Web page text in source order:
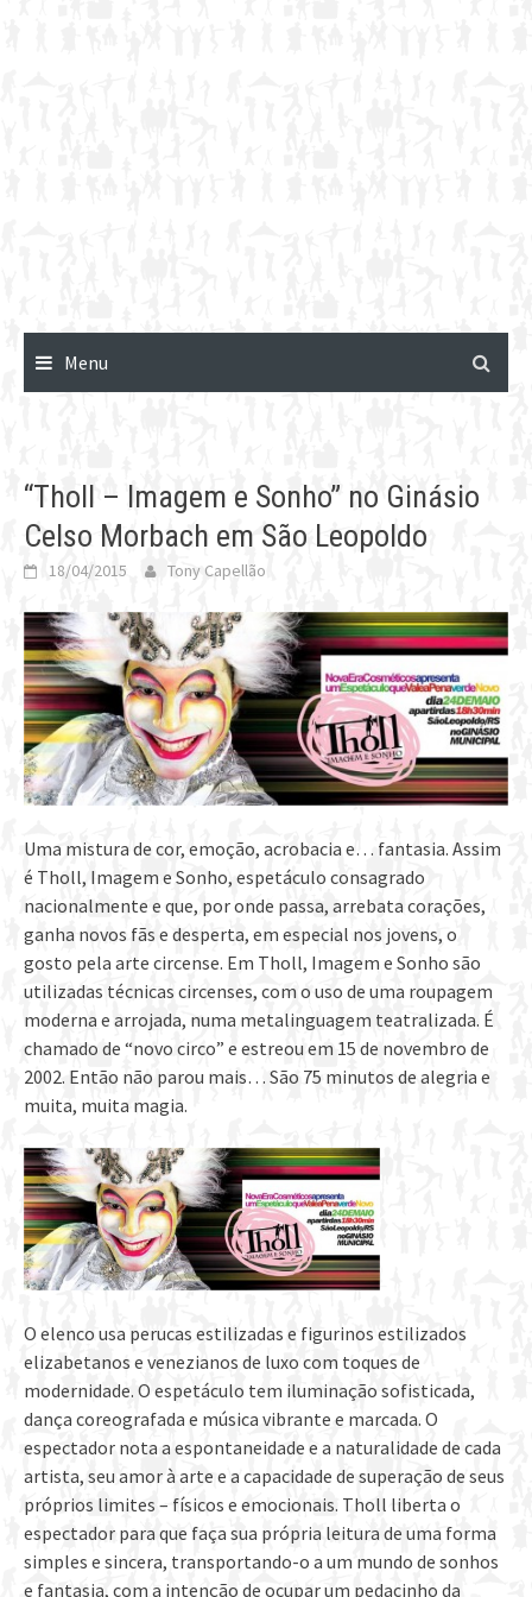
Menu
“Tholl – Imagem e Sonho” no Ginásio
Celso Morbach em São Leopoldo
18/04/2015 Tony Capellão
Uma mistura de cor, emoção, acrobacia e… fantasia. Assim
é Tholl, Imagem e Sonho, espetáculo consagrado
nacionalmente e que, por onde passa, arrebata corações,
ganha novos fãs e desperta, em especial nos jovens, o
gosto pela arte circense. Em Tholl, Imagem e Sonho são
utilizadas técnicas circenses, com o uso de uma roupagem
moderna e arrojada, numa metalinguagem teatralizada. É
chamado de “novo circo” e estreou em 15 de novembro de
2002. Então não parou mais… São 75 minutos de alegria e
muita, muita magia.
O elenco usa perucas estilizadas e figurinos estilizados
elizabetanos e venezianos de luxo com toques de
modernidade. O espetáculo tem iluminação sofisticada,
dança coreografada e música vibrante e marcada. O
espectador nota a espontaneidade e a naturalidade de cada
artista, seu amor à arte e a capacidade de superação de seus
próprios limites – físicos e emocionais. Tholl liberta o
espectador para que faça sua própria leitura de uma forma
simples e sincera, transportando-o a um mundo de sonhos
e fantasia, com a intenção de ocupar um pedacinho da